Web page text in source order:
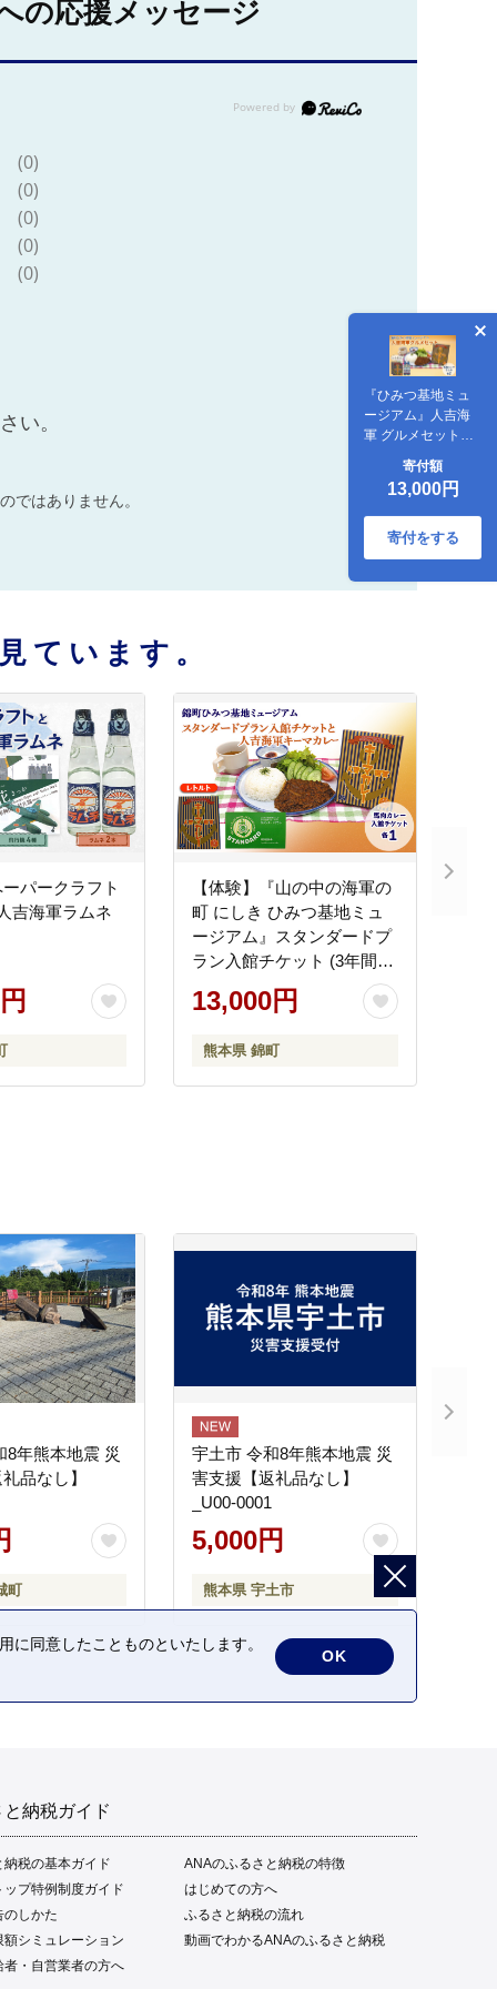
『ひみつ基地ミュ
ージアム』人吉海
軍 グルメセット
ネ 2本）
寄付額
13,000円
寄付をする
の応援メッセージ
(0)
(0)
(0)
(0)
(0)
い。
ではありません。
ています。
パークラフト
吉海軍ラムネ
【体験】『山の中の海軍の
町 にしき ひみつ基地ミュ
ージアム』スタンダードプ
ラン入館チケット (3年間有
効)と 人吉海軍キーマカレ
ー (1食)
13,000円
熊本県 錦町
8年熊本地震 災
品なし】
町
宇土市 令和8年熊本地震 災
害支援【返礼品なし】
_U00-0001
5,000円
熊本県 宇土市
納税ガイド
納税の基本ガイド
ANAのふるさと納税の特徴
ップ特例制度ガイド
はじめての方へ
のしかた
ふるさと納税の流れ
額シミュレーション
動画でわかるANAのふるさと納税
者・自営業者の方へ
同意したことものといたします。
OK